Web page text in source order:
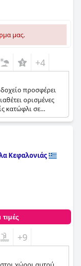
μας.
+4
προσφέρει
ορισμένες
κατώφλι σε
ως προσβάσιμο
Κεφαλονιάς
+9